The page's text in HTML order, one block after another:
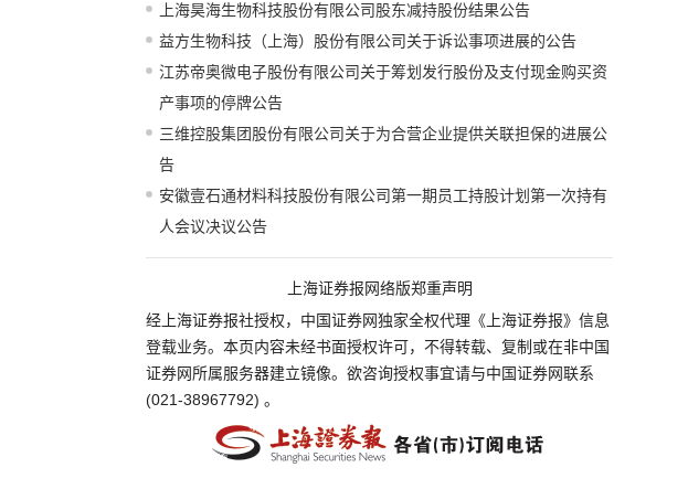
上海昊海生物科技股份有限公司股东减持股份结果公告
益方生物科技（上海）股份有限公司关于诉讼事项进展的公告
江苏帝奥微电子股份有限公司关于筹划发行股份及支付现金购买资
产事项的停牌公告
三维控股集团股份有限公司关于为合营企业提供关联担保的进展公
告
安徽壹石通材料科技股份有限公司第一期员工持股计划第一次持有
人会议决议公告
上海证券报网络版郑重声明
经上海证券报社授权，中国证券网独家全权代理《上海证券报》信息
登载业务。本页内容未经书面授权许可，不得转载、复制或在非中国
证券网所属服务器建立镜像。欲咨询授权事宜请与中国证券网联系
(021-38967792) 。